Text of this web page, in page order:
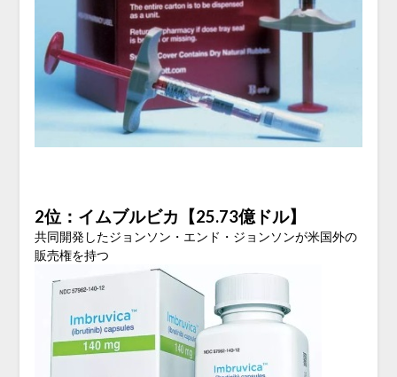
2位：イムブルビカ【25.73億ドル】
共同開発したジョンソン・エンド・ジョンソンが米国外の
販売権を持つ